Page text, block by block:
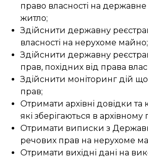
право власності на
житло;
Здійснити державну
власності на нерухоме майно;
Здійснити державну
прав, похідних від права
Здійснити моніторинг дій
прав;
Отримати архівні довідки та
які зберігаються в архівному
Отримати виписки з
речових прав на нерухоме
Отримати вихідні дані на